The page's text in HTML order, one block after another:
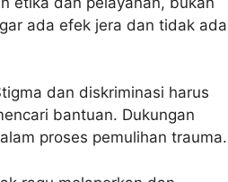
ada efek jera dan tidak ada
dan diskriminasi harus
bantuan. Dukungan
proses pemulihan trauma.